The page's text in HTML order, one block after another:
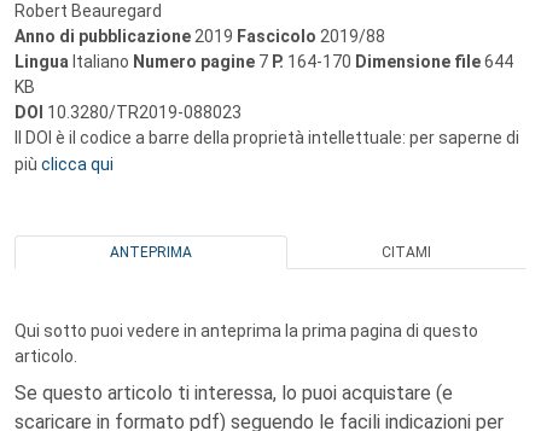
Robert Beauregard
Anno di pubblicazione 2019 Fascicolo 2019/88
Lingua Italiano Numero pagine 7 P. 164-170 Dimensione file644
KB
DOI 10.3280/TR2019-088023
Il DOI è il codice a barre della proprietà intellettuale: per saperne di
più clicca qui
ANTEPRIMA CITAMI
Qui sotto puoi vedere in anteprima la prima pagina di questo
articolo.
Se questo articolo ti interessa, lo puoi acquistare (e
scaricare in formato pdf) seguendo le facili indicazioni per